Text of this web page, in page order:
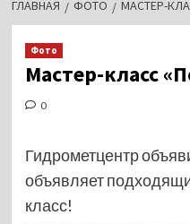
ГЛАВНАЯ ФОТО МАСТЕР-
Фото
Мастер-класс
0
Гидрометцентр
объявляет
класс!